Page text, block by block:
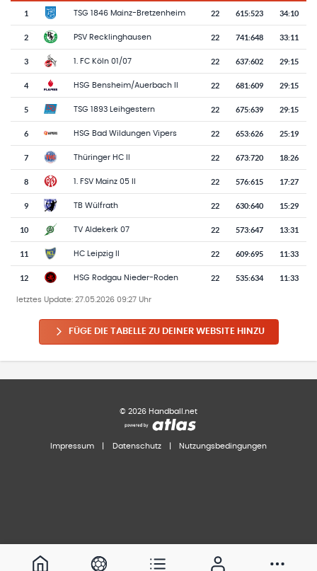
Tabelle mit Vereinsplatzierungen, Spielen, Toren und Punkten
1 TSG 1846 Mainz-Bretzenheim 22 615:523 34:10
2 PSV Recklinghausen 22 741:648 33:11
3 1. FC Köln 01/07 22 637:602 29:15
4 HSG Bensheim/Auerbach II 22 681:609 29:15
5 TSG 1893 Leihgestern 22 675:639 29:15
6 HSG Bad Wildungen Vipers 22 653:626 25:19
7 Thüringer HC II 22 673:720 18:26
8 1. FSV Mainz 05 II 22 576:615 17:27
9 TB Wülfrath 22 630:640 15:29
10 TV Aldekerk 07 22 573:647 13:31
11 HC Leipzig II 22 609:695 11:33
12 HSG Rodgau Nieder-Roden 22 535:634 11:33
letztes Update: 27.05.2026 09:27 Uhr
FÜGE DIE TABELLE ZU DEINER WEBSITE HINZU
© 2026 Handball.net
Impressum Datenschutz Nutzungsbedingungen